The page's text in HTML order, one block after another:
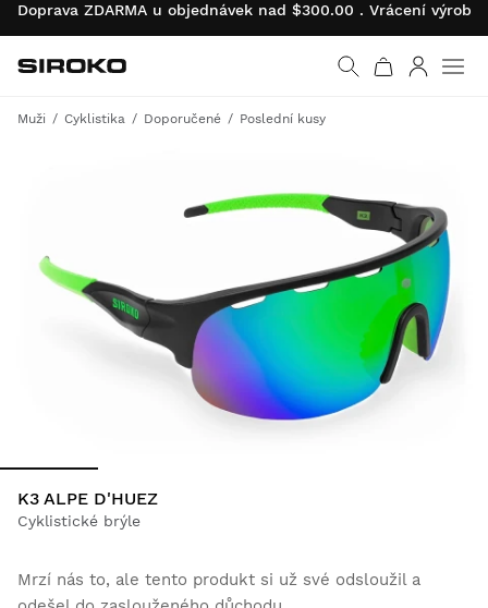
Doprava ZDARMA u objednávek nad $300.00 . Vrácení
Vrátit se na úvodní
Siroko.com
Muži Cyklistika Doporučené Poslední kusy
K3 ALPE D'HUEZ
Cyklistické brýle
Mrzí nás to, ale tento produkt si už své odsloužil a